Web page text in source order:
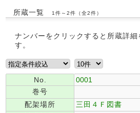
所蔵一覧 1件～2件（全2件）
ナンバーをクリックすると所蔵詳細
す。
No.
0001
巻号
配架場所
三田４Ｆ図書